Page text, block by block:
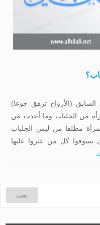
(الأرواح تزهق جوعا)
من الجلباب وما أحدث من
مطلقا من لبس الجلباب
يسوقوا كل من عثروا عليها